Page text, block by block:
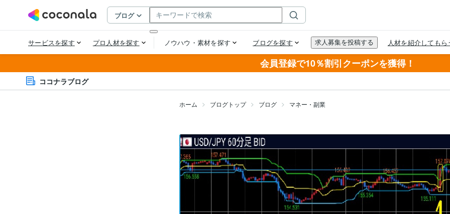
会員登録で10％割引クーポンを獲得！
ココナラブログ
ホーム ブログトップ ブログ マネー・副業